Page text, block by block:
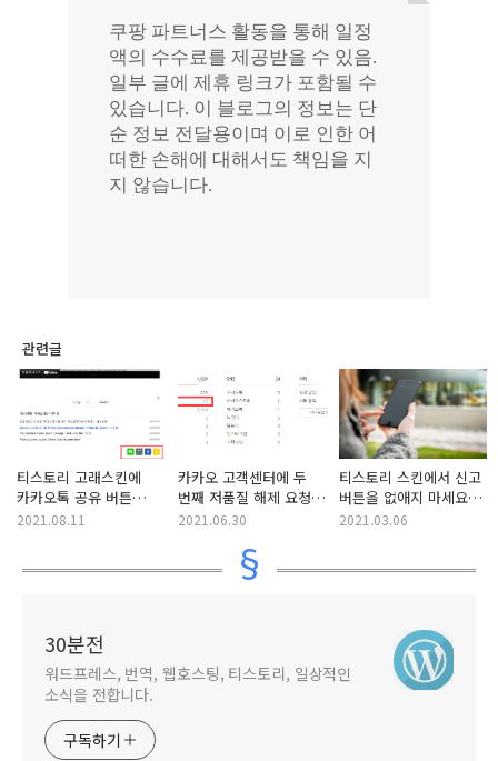
관련글
티스토리 고래스킨에
카카오톡 공유 버튼
추가하기
2021.08.11
카카오 고객센터에 두
번째 저품질 해제 요청
결과
2021.06.30
티스토리 스킨에서 신고
버튼을 없애지 마세요
(고래 스킨 사용자 주의)
2021.03.06
30분전
워드프레스, 번역, 웹호스팅, 티스토리, 일상적인
소식을 전합니다.
구독하기